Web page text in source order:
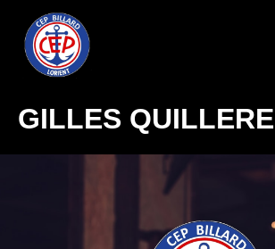
GILLES QUILLERE